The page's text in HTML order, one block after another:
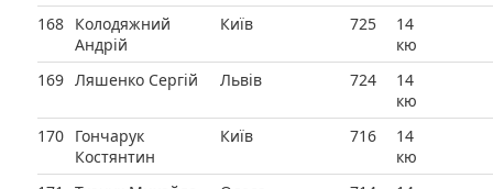
168 Колодяжний
Андрій
Київ 725
14
кю
169 Ляшенко Сергій Львів 724
14
кю
170 Гончарук
Костянтин
Київ 716
14
кю